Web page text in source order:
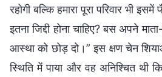
रहोगी बल्कि हमारा पूरा परिवार भी
इतना जिद्दी होना चाहिए? बस अपने
आस्था को छोड़ दो।” इस क्षण चेन
स्थिति में पाया और वह अनिश्चित